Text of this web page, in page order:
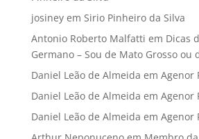
josineyem Sirio Pinheiro da Silva
Antonio Roberto Malfatti em Dicas
Germano – Sou de Mato Grosso ou
Daniel Leão de Almeida em Agenor
Daniel Leão de Almeida em Agenor
Daniel Leão de Almeida em Agenor